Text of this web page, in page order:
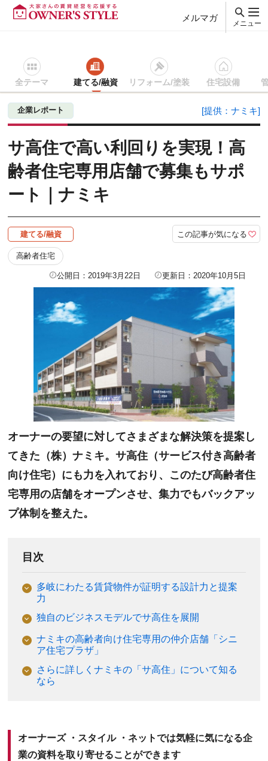
メルマガ
メニュー
全テーマ 建てる/融資 リフォーム/塗装 住宅設備
賃貸経営ＴＯＰ 建てる/融資 記事を読む サ高住で高い利
企業レポート [提供：ナミキ]
サ高住で高い利回りを実現！高
齢者住宅専用店舗で募集もサポ
ート｜ナミキ
建てる/融資
高齢者住宅
この記事が気になる
公開日：2019年3月22日 更新日：2020年10月5日
オーナーの要望に対してさまざまな解決策を提案し
てきた（株）ナミキ。サ高住（サービス付き高齢者
向け住宅）にも力を入れており、このたび高齢者住
宅専用の店舗をオープンさせ、集力でもバックアッ
プ体制を整えた。
目次
多岐にわたる賃貸物件が証明する設計力と提案
力
独自のビジネスモデルでサ高住を展開
ナミキの高齢者向け住宅専用の仲介店舗「シニ
ア住宅プラザ」
さらに詳しくナミキの「サ高住」について知る
なら
オーナーズ ・スタイル ・ネットでは気軽に気になる企
業の資料を取り寄せることができます